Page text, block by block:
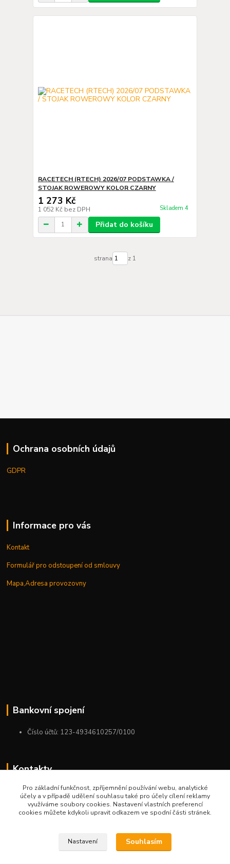
RACETECH (RTECH) 2026/07 PODSTAWKA /
STOJAK ROWEROWY KOLOR CZARNY
1 273 Kč
1 052 Kč bez DPH Skladem 4
Přidat do košíku
strana z 1
Ochrana osobních údajů
GDPR
Informace pro vás
Kontakt
Formulář pro odstoupení od smlouvy
Mapa,Adresa provozovny
Bankovní spojení
Číslo účtů: 123-4934610257/0100
Kontakty
+420 775 954 963
9:00-12:00-13:00-16:00
Pro základní funkčnost, zpříjemnění používání webu, analytické
účely a v případě udělení souhlasu také pro účely cílení reklamy
využíváme soubory cookies. Nastavení vlastních preferencí
cookies můžete kdykoli upravit odkazem ve spodní části stránek.
Nastavení Souhlasím